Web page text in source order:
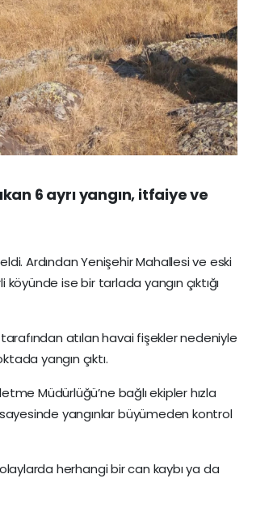
6 ayrı yangın, itfaiye ve
Ardından Yenişehir Mahallesi ve eski
köyünde ise bir tarlada yangın çıktığı
atılan havai fişekler nedeniyle
yangın çıktı.
Müdürlüğü’ne bağlı ekipler hızla
yangınlar büyümeden kontrol
olaylarda herhangi bir can kaybı ya da